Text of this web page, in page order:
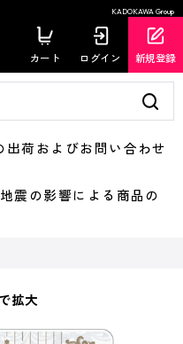
KADOKAWA Group
カート ログイン 新規登録
荷およびお問い合わせ
の影響による商品の
拡大